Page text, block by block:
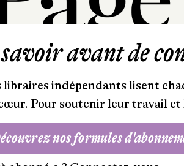
avant de
libraires indépendants lisent
Pour soutenir leur travail
nos formules